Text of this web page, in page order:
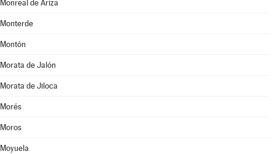
Monreal de Ariza
Monterde
Montón
Morata de Jalón
Morata de Jiloca
Morés
Moros
Moyuela